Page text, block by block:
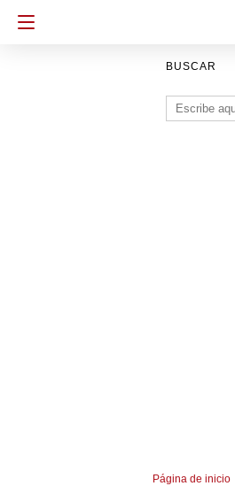
BUSCAR
Buscar:
Página de inicio